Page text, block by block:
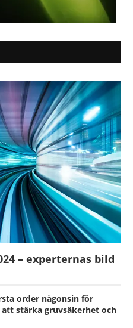
– experternas bild
order någonsin för
stärka gruvsäkerhet och